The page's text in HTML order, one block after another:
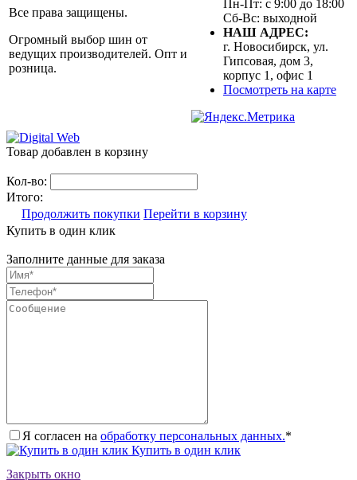
Все права защищены.
Огромный выбор шин от
ведущих производителей. Опт и
розница.
Пн-Пт: с 9:00 до 18:00
Сб-Вс: выходной
НАШ АДРЕС:
г. Новосибирск, ул.
Гипсовая, дом 3,
корпус 1, офис 1
Посмотреть на карте
Товар добавлен в корзину
Кол-во:
Итого:
Продолжить покупки Перейти в корзину
Купить в один клик
Заполните данные для заказа
Я согласен на обработку персональных данных.*
Купить в один клик
Закрыть окно